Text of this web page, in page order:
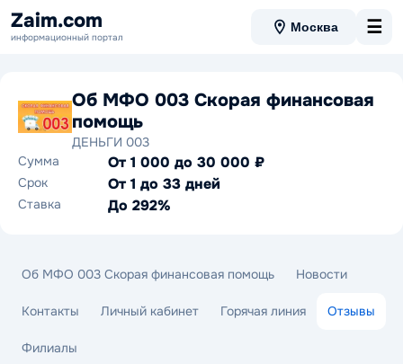
Zaim.com
информационный портал
Москва ☰
Об МФО 003 Скорая финансовая
помощь
ДЕНЬГИ 003
Сумма
От 1 000 до 30 000 ₽
Срок От 1 до 33 дней
Ставка До 292%
Об МФО 003 Скорая финансовая помощь Новости
Контакты Личный кабинет Горячая линия Отзывы
Филиалы